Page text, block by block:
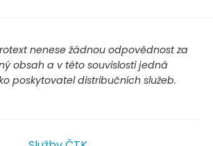
nenese žádnou odpovědnost za
obsah a v této souvislosti jedná
poskytovatel distribučních služeb.